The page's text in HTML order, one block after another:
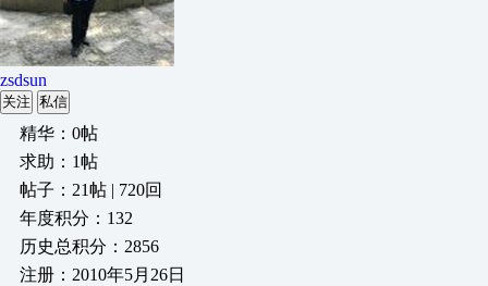
zsdsun
关注 私信
精华：0帖
求助：1帖
帖子：21帖 | 720回
年度积分：132
历史总积分：2856
注册：2010年5月26日